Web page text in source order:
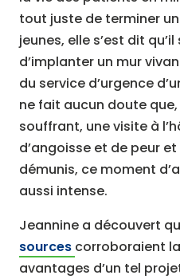
tout juste de terminer
jeunes, elle s’est dit
d’implanter un mur
du service d’urgence
ne fait aucun doute
souffrant, une visite à
d’angoisse et de peur
démunis, ce moment
aussi intense.
Jeannine a découvert
sources corroboraient
avantages d’un tel